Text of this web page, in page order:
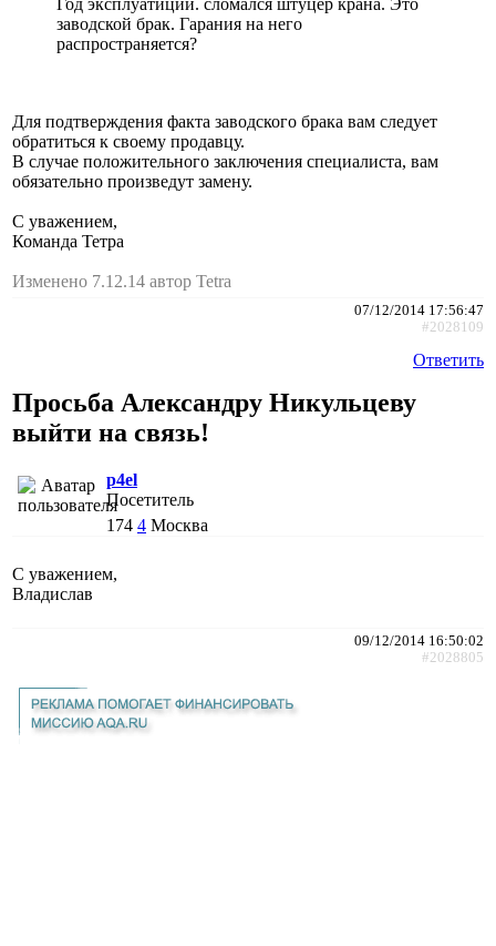
заводской брак. Гарания на него
распространяется?
Для подтверждения факта заводского брака вам следует
обратиться к своему продавцу.
В случае положительного заключения специалиста, вам
обязательно произведут замену.
С уважением,
Команда Тетра
Изменено 7.12.14 автор Tetra
07/12/2014 17:56:47
#2028109
Ответить
Просьба Александру Никульцеву
выйти на связь!
p4el
Посетитель
174 4 Москва
С уважением,
Владислав
09/12/2014 16:50:02
#2028805